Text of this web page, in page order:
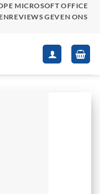
MICROSOFT OFFICE
GEVEN ONS